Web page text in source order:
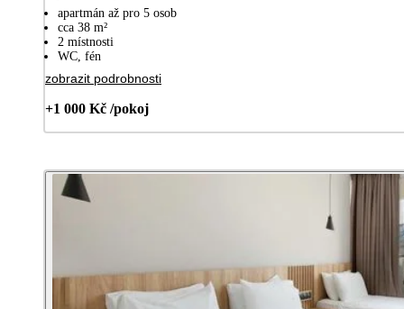
apartmán až pro 5 osob
cca 38 m²
2 místnosti
WC, fén
zobrazit podrobnosti
+1 000 Kč /pokoj